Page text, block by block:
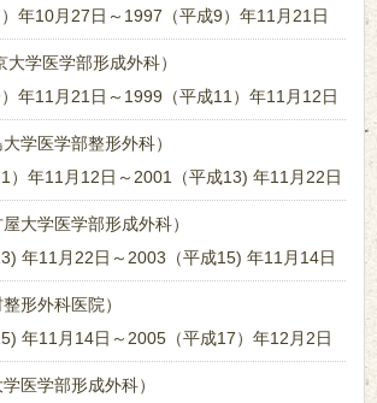
年10月27日～1997（平成9）年11月21日
学医学部形成外科）
年11月21日～1999（平成11）年11月12日
学医学部整形外科）
）年11月12日～2001（平成13) 年11月22日
大学医学部形成外科）
年11月22日～2003（平成15) 年11月14日
形外科医院）
年11月14日～2005（平成17）年12月2日
医学部形成外科）